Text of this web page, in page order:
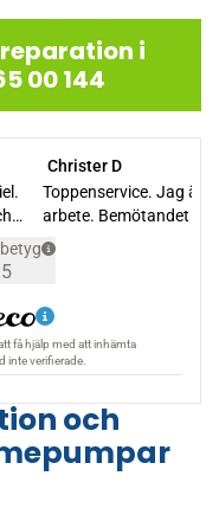
i
00 144
och